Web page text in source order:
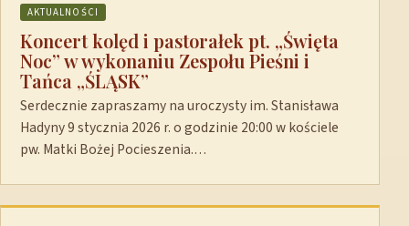
AKTUALNOŚCI
Koncert kolęd i pastorałek pt. „Święta
Noc” w wykonaniu Zespołu Pieśni i
Tańca „ŚLĄSK”
Serdecznie zapraszamy na uroczysty im. Stanisława
Hadyny 9 stycznia 2026 r. o godzinie 20:00 w kościele
pw. Matki Bożej Pocieszenia.…